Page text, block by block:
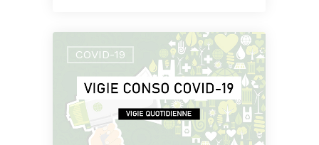
COVID-19